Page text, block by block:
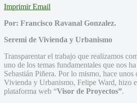
Imprimir Email
Por: Francisco Ravanal Gonzalez.
Seremi de Vivienda y Urbanismo
Transparentar el trabajo que realizamos
uno de los temas fundamentales que nos
Sebastián Piñera. Por lo mismo, hace
Vivienda y Urbanismo, Felipe Ward, hizo
plataforma web “Visor de Proyectos”.